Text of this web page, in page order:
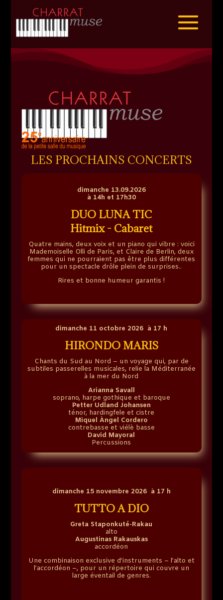
LES PROCHAINS CONCERTS
dimanche 13.09.2026
à 14h et 17h30
DUO LUNA TIC
Hitmix - Cabaret
Quatre mains, deux voix et un piano qui vibre : voici
Mademoiselle Olli de Paris, et Claire de Berlin, deux
femmes qui ne pourraient pas être plus différentes
pour un spectacle drôle plein de surprises..
Rires et bonne humeur garantis !
dimanche 11 octobre 2026 à 17 h
HIRONDO MARIS
Chants du Sud au Nord – un voyage qui, par de
subtiles passerelles musicales, relie la Méditerranée
à la mer du Nord
Arianna Savall
soprano, harpe gothique et baroque
Petter Udland Johansen
ténor, hardingfele et cistre
Miquel Àngel Cordero
contrebasse et viélè basse
David Mayoral
Percussions
dimanche 15 novembre 2026 à 17 h
TUTTO A DIO
Greta Staponkuté-Rakau
alto
Augustinas Rakauskas
accordéon
Une combinaison exclusive d’instruments – l’alto et
l’accordéon –, pour un répertoire qui couvre un
large éventail de genres.